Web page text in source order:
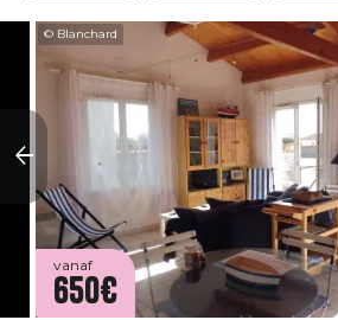
© Blanchard
vanaf
650€